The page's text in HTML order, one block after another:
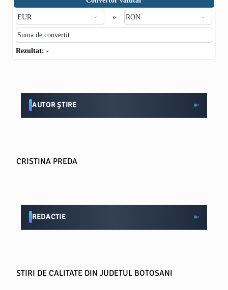
»
Rezultat: -
AUTOR ȘTIRE
CRISTINA PREDA
REDACTIE
STIRI DE CALITATE DIN JUDETUL BOTOSANI